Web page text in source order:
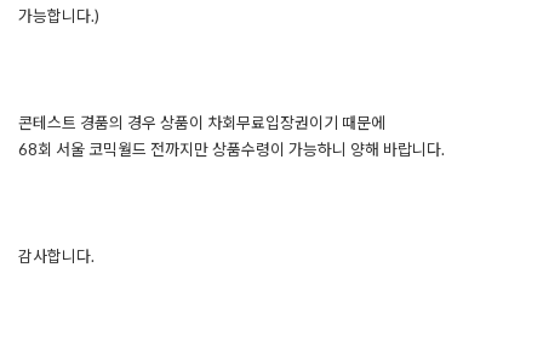
가능합니다.)
콘테스트 경품의 경우 상품이 차회무료입장권이기 때문에
68회 서울 코믹월드 전까지만 상품수령이 가능하니 양해 바랍니다.
감사합니다.